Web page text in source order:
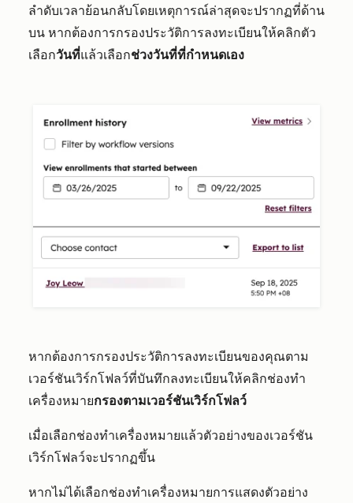
ลำดับเวลาย้อนกลับโดยเหตุการณ์ล่าสุดจะปรากฏที่ด้าน
บน หากต้องการกรองประวัติการลงทะเบียนให้คลิกตัว
เลือกวันที่แล้วเลือกช่วงวันที่ที่กำหนดเอง
หากต้องการกรองประวัติการลงทะเบียนของคุณตาม
เวอร์ชันเวิร์กโฟลว์ที่บันทึกลงทะเบียนให้คลิกช่องทำ
เครื่องหมายกรองตามเวอร์ชันเวิร์กโฟลว์
เมื่อเลือกช่องทำเครื่องหมายแล้วตัวอย่างของเวอร์ชัน
เวิร์กโฟลว์จะปรากฏขึ้น
หากไม่ได้เลือกช่องทำเครื่องหมายการแสดงตัวอย่าง